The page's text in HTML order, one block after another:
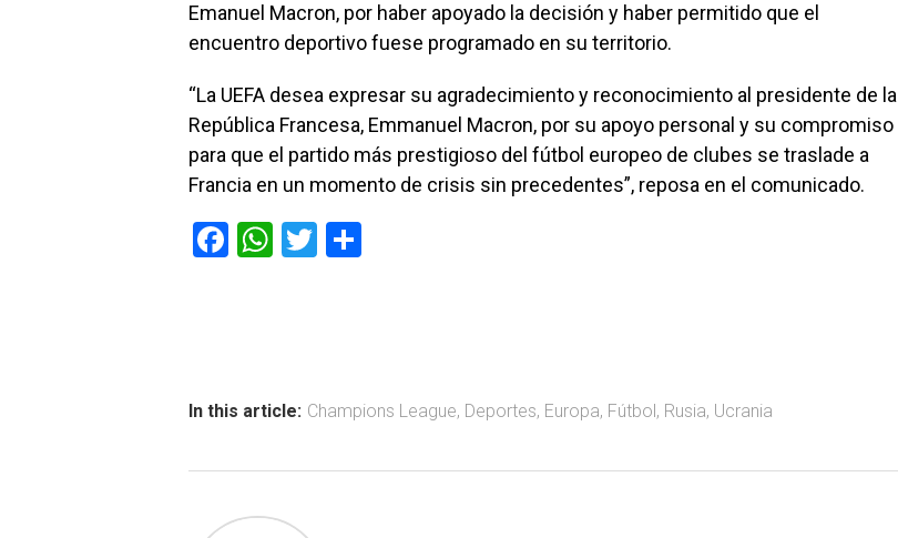
Emanuel Macron, por haber apoyado la decisión y haber permitido que el
encuentro deportivo fuese programado en su territorio.
“La UEFA desea expresar su agradecimiento y reconocimiento al presidente de la
República Francesa, Emmanuel Macron, por su apoyo personal y su compromiso
para que el partido más prestigioso del fútbol europeo de clubes se traslade a
Francia en un momento de crisis sin precedentes”, reposa en el comunicado.
F
ok
W
p
T
tir
In this article: Champions League, Deportes, Europa, Fútbol , Rusia, Ucrania